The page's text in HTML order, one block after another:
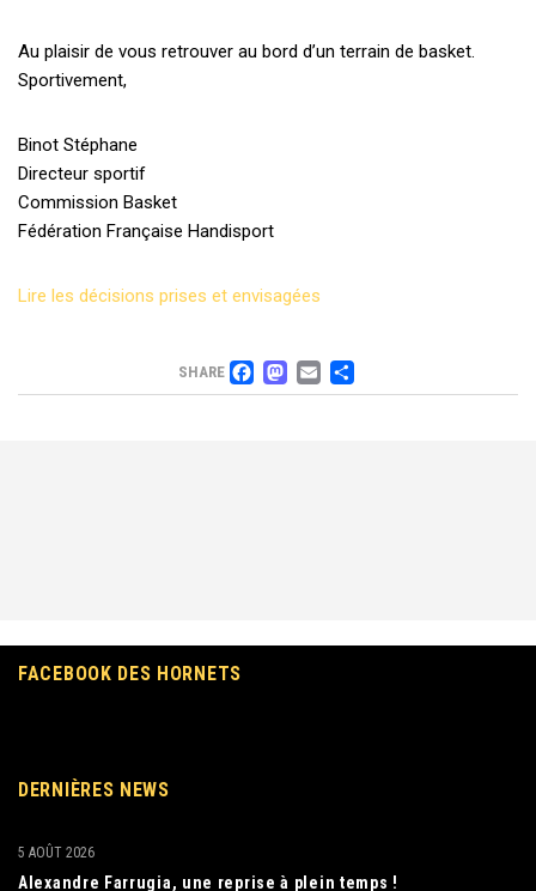
Au plaisir de vous retrouver au bord d’un terrain de basket.
Sportivement,
Binot Stéphane
Directeur sportif
Commission Basket
Fédération Française Handisport
Lire les décisions prises et envisagées
SHARE FACEBOOK
MASTODON
EMAIL
PARTAGER
FACEBOOK DES HORNETS
DERNIÈRES NEWS
Alexandre Farrugia, une reprise à plein temps !
5 AOÛT 2026